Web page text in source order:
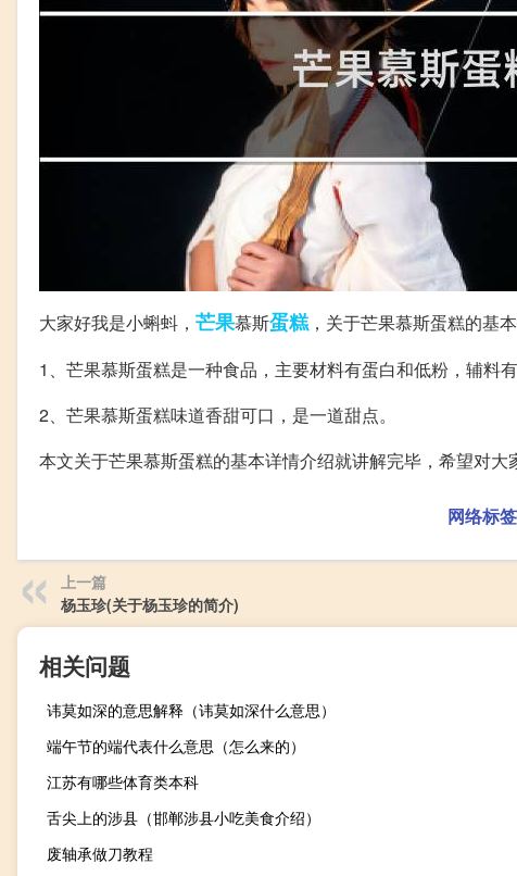
大家好我是小蝌蚪， 芒果慕斯蛋糕，关于芒果慕斯蛋糕的基
1、芒果慕斯蛋糕是一种食品，主要材料有蛋白和低粉，辅料
2、芒果慕斯蛋糕味道香甜可口，是一道甜点。
本文关于芒果慕斯蛋糕的基本详情介绍就讲解完毕，希望对大
网络标签
上一篇
杨玉珍(关于杨玉珍的简介)
相关问题
讳莫如深的意思解释（讳莫如深什么意思）
端午节的端代表什么意思（怎么来的）
江苏有哪些体育类本科
舌尖上的涉县（邯郸涉县小吃美食介绍）
废轴承做刀教程